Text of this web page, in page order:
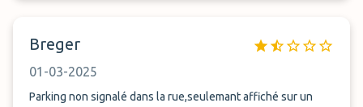
Breger
01-03-2025
Parking non signalé dans la rue,seulemant affiché sur un